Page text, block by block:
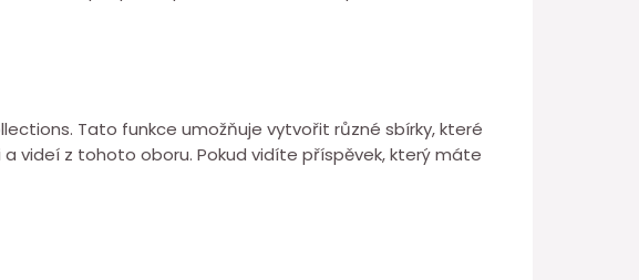
Tato funkce umožňuje vytvořit různé sbírky, které
videí z tohoto oboru. Pokud vidíte příspěvek, který máte